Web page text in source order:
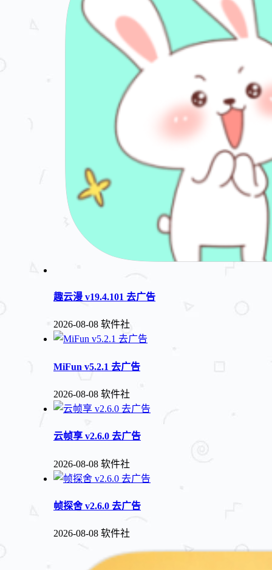
趣云漫 v19.4.101 去广告
2026-08-08 软件社
MiFun v5.2.1 去广告
2026-08-08 软件社
云帧享 v2.6.0 去广告
2026-08-08 软件社
帧探舍 v2.6.0 去广告
2026-08-08 软件社